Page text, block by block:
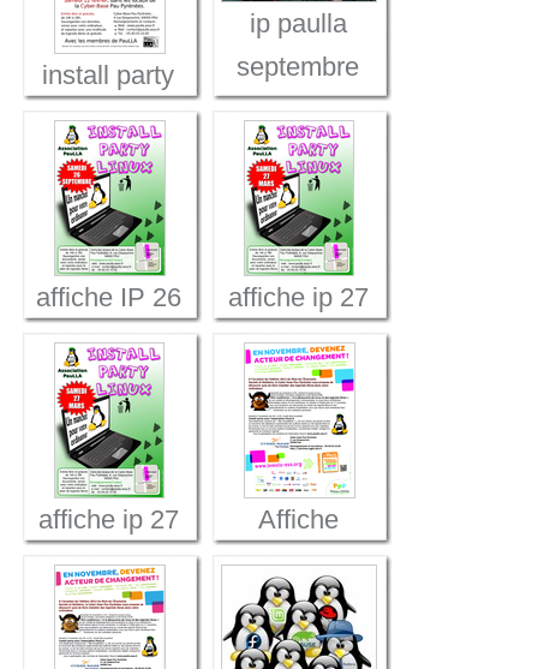
install party
cyberbase
fev2011
ip paulla
septembre
2009
affiche IP 26
09 2009
440px
affiche ip 27
mars
affiche ip 27
mars
Affiche
install-party
du 17
novembre